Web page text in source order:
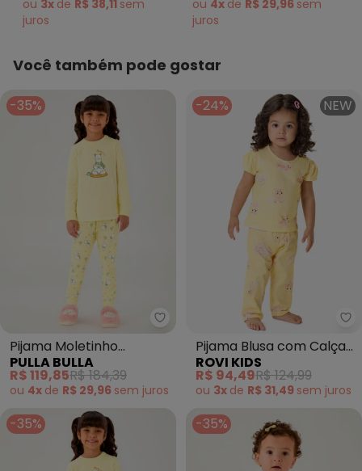
ou 3x de R$ 38,11 sem
juros
ou 4x de R$ 29,96 sem
juros
Você também pode gostar
-35%
Pulla Bulla - Pijama Moletinho
Pijama Moletinho
(Amarelo)
PULLA BULLA
R$ 119,85R$ 184,39
ou 4x de R$ 29,96 sem juros
-24% NEW
Pijama Blusa com Calça
Infantil (Amarelo)
ROVI KIDS
R$ 94,49R$ 124,99
ou 3x de R$ 31,49 sem juros
-35% -35%